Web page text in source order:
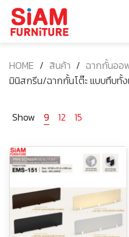
HOME / สินค้า / ฉากกั้นออ
มินิสกรีน/ฉากกั้นโต๊ะ แบบทึบทั้
Show 9 12 15